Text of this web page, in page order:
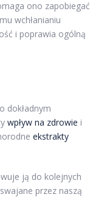
ono zapobiegać
wchłanianiu
i poprawia ogólną
dokładnym
wpływ na zdrowie i
ekstrakty
ją do kolejnych
przez naszą